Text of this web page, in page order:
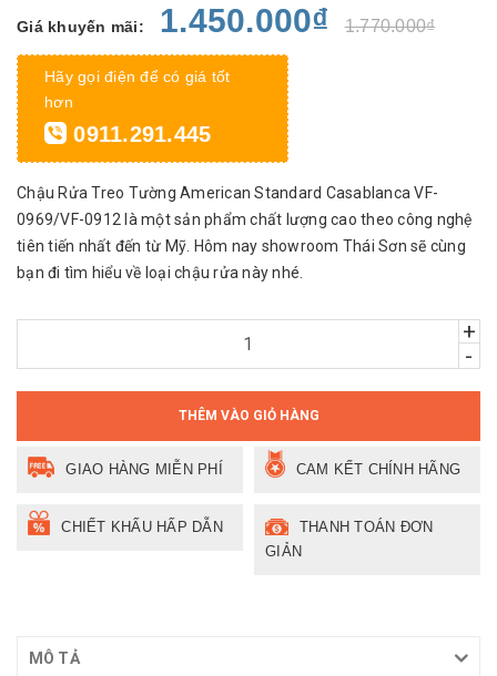
Giá khuyến mãi: 1.450.000₫ 1.770.000₫
Hãy gọi điện để có giá tốt
hơn
0911.291.445
Chậu Rửa Treo Tường American Standard Casablanca VF-
0969/VF-0912 là một sản phẩm chất lượng cao theo công nghệ
tiên tiến nhất đến từ Mỹ. Hôm nay showroom Thái Sơn sẽ cùng
bạn đi tìm hiểu về loại chậu rửa này nhé.
+
-
THÊM VÀO GIỎ HÀNG
GIAO HÀNG MIỄN PHÍ CAM KẾT CHÍNH HÃNG
CHIẾT KHẤU HẤP DẪN
THANH TOÁN ĐƠN
GIẢN
MÔ TẢ